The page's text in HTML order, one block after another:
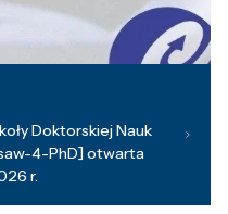
Doktorskiej Nauk
4-PhD] otwarta
r.